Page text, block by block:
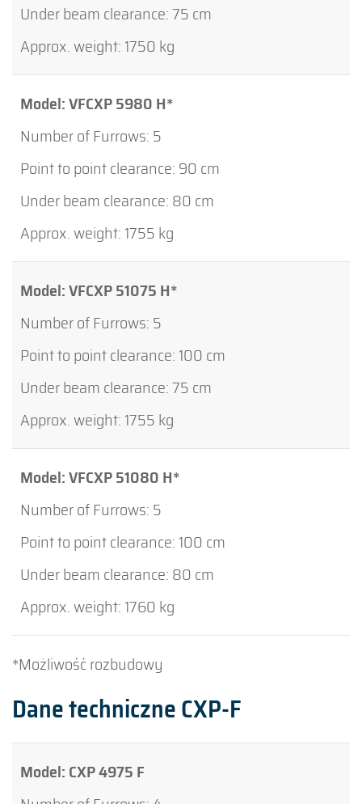
75 cm
1750 kg
VFCXP 5980 H*
5
90 cm
80 cm
1755 kg
VFCXP 51075 H*
5
100 cm
75 cm
1755 kg
VFCXP 51080 H*
5
100 cm
80 cm
1760 kg
*Możliwość rozbudowy
Dane techniczne CXP-F
CXP 4975 F